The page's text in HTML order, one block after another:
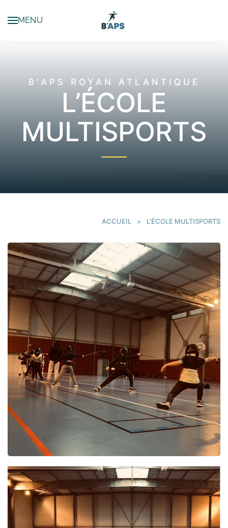
Passer au contenu principal
MENU
B'APS ROYAN ATLANTIQUE
L’ÉCOLE
MULTISPORTS
ACCUEIL L’ÉCOLE MULTISPORTS